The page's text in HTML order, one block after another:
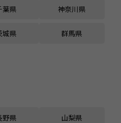
葉県 神奈川県
城県 群馬県
野県 山梨県